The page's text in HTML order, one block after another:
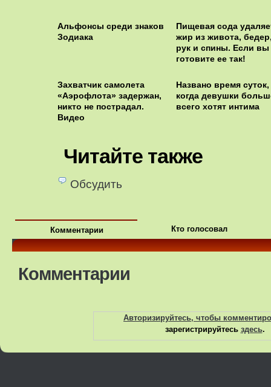
Альфонсы среди знаков
Зодиака
Пищевая сода
жир из живота,
рук и спины. Если вы
готовите ее так!
Захватчик самолета
«Аэрофлота» задержан,
никто не пострадал.
Видео
Названо время суток,
когда девушки
всего хотят интима
Читайте также
Обсудить
Комментарии Кто голосовал
Комментарии
Авторизируйтесь, чтобы
зарегистрируйтесь здесь.